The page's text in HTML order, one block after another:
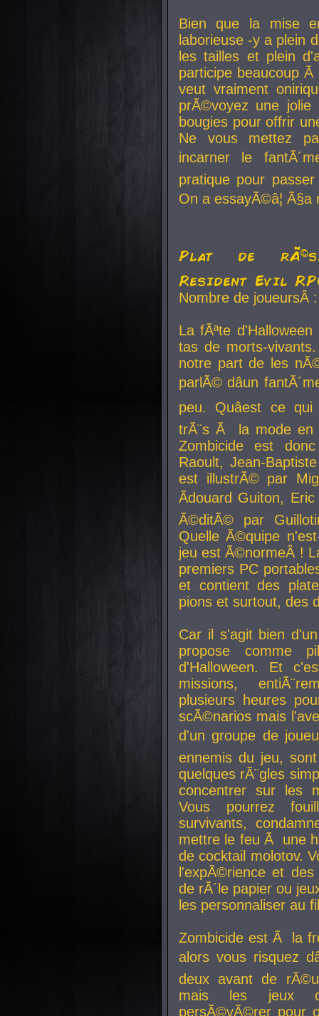
Bien que la mise
laborieuse -y a plein
les tailles et plein
participe beaucoup
veut vraiment
prÃ©voyez une
bougies pour offrir
Ne vous mettez
incarner le
pratique pour
On a essayÃ©â¦
Plat de
Resident Evil
Nombre de
La fÃªte
tas de morts-
notre part de les
parlÃ© dâun
peu. Quâest ce
trÃ¨s Ã la mode en
Zombicide est
Raoult, Jean-
est illustrÃ© par
Ãdouard Guiton,
Ã©ditÃ© par
Quelle Ã©quipe
jeu est Ã©normeÂ !
premiers PC
et contient des
pions et surtout, des
Car il s'agit bien
propose comme
d'Halloween. Et
missions,
plusieurs heures
scÃ©narios mais
d'un groupe de
ennemis du jeu,
quelques rÃ¨gles
concentrer sur les
Vous pourrez
survivants,
mettre le feu Ã une
de cocktail molotov.
l'expÃ©rience et
de rÃ´le papier ou
les personnaliser au
Zombicide est Ã la
alors vous risquez
deux avant de
mais les jeux
persÃ©vÃ©rer pour